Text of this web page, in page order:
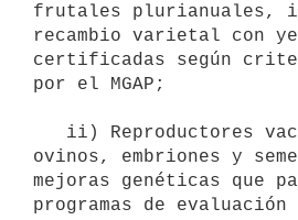
frutales plurianuales,
recambio varietal con
certificadas según
por el MGAP;
ovinos, embriones y
mejoras genéticas que
programas de